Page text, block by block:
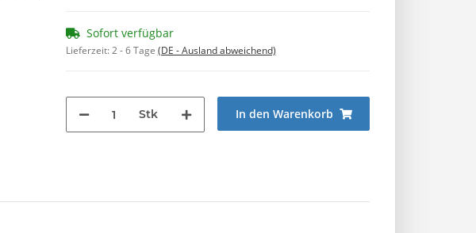
Sofort verfügbar
Lieferzeit:2 - 6 Tage (DE - Ausland abweichend)
Stk In den Warenkorb